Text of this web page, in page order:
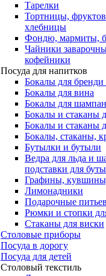
Тарелки
Тортницы,
хлебницы
Фондю, мармиты,
Чайники
кофейники
Посуда для напитков
Бокалы для бренди
Бокалы для вина
Бокалы для
Бокалы и стаканы
Бокалы и стаканы
Бокалы, стаканы,
Бутылки и бутыли
Ведра для льда и
подставки для
Графины,
Лимонадники
Подарочные
Рюмки и стопки
Стаканы для виски
Столовые приборы
Посуда в дорогу
Посуда для детей
Столовый текстиль